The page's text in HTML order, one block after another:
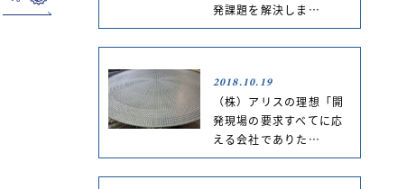
発課題を解決しま…
2018.10.19
（株）アリスの理想「開
発現場の要求すべてに応
える会社でありた…